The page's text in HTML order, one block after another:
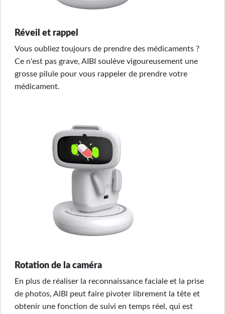
Réveil et rappel
Vous oubliez toujours de prendre des médicaments ?
Ce n'est pas grave, AIBI soulève vigoureusement une
grosse pilule pour vous rappeler de prendre votre
médicament.
Rotation de la caméra
En plus de réaliser la reconnaissance faciale et la prise
de photos, AlBl peut faire pivoter librement la tête et
obtenir une fonction de suivi en temps réel, qui est